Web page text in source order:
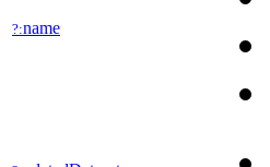
?:name